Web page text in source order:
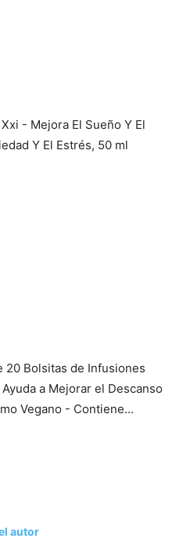
- Mejora El Sueño Y El
Y El Estrés, 50 ml
20 Bolsitas de Infusiones
a Mejorar el Descanso
Vegano - Contiene...
autor